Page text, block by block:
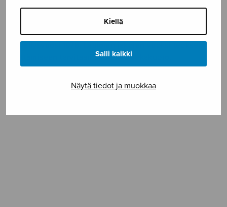
Kiellä
Salli kaikki
Näytä tiedot ja muokkaa
Sävellysvuosi 1978. Laajojen jakojen vuoksi teoksen
esittämiseen tarvitaan suurehko sekakuoro.
ISMN 979-0-55005-130-0